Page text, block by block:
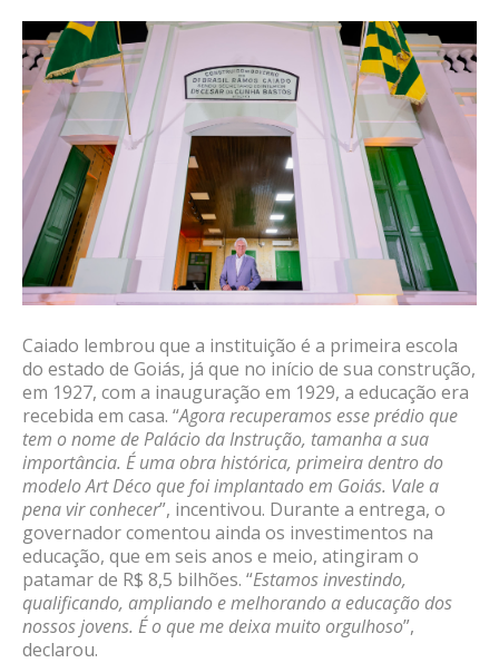
Caiado lembrou que a instituição é a primeira escola
do estado de Goiás, já que no início de sua construção,
em 1927, com a inauguração em 1929, a educação era
recebida em casa. “Agora recuperamos esse prédio que
tem o nome de Palácio da Instrução, tamanha a sua
importância. É uma obra histórica, primeira dentro do
modelo Art Déco que foi implantado em Goiás. Vale a
pena vir conhecer”, incentivou. Durante a entrega, o
governador comentou ainda os investimentos na
educação, que em seis anos e meio, atingiram o
patamar de R$ 8,5 bilhões. “Estamos investindo,
qualificando, ampliando e melhorando a educação dos
nossos jovens. É o que me deixa muito orgulhoso”,
declarou.